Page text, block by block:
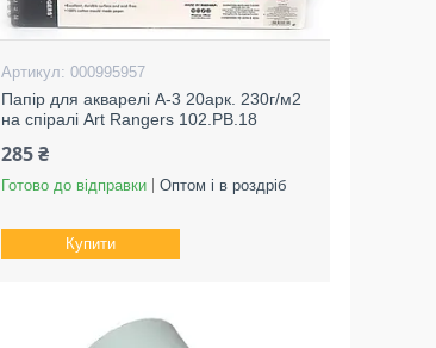
000995957
Папір для акварелі А-3 20арк. 230г/м2
на спіралі Art Rangers 102.PB.18
285 ₴
Готово до відправки Оптом і в роздріб
Купити